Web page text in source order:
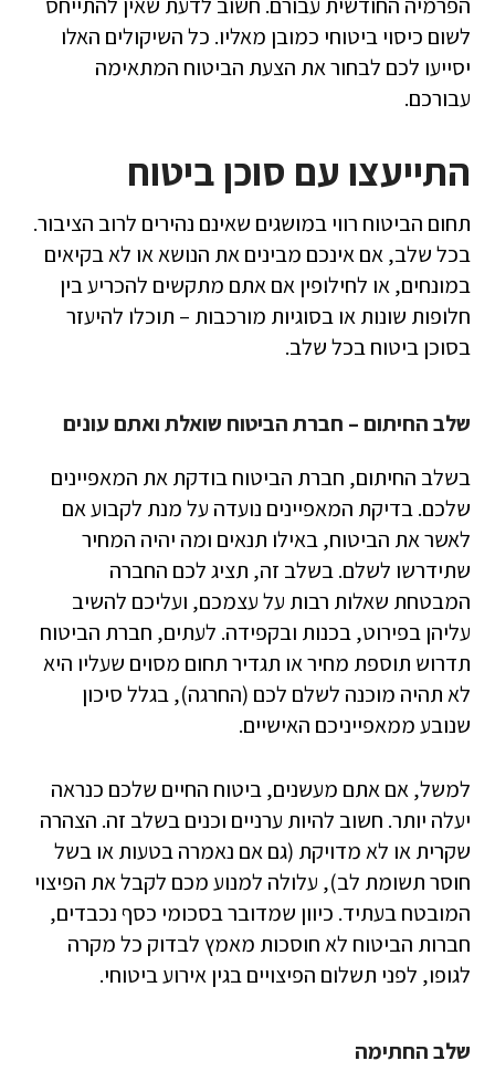
לשום כיסוי ביטוחי כמובן מאליו. כל השיקולים האלו
יסייעו לכם לבחור את הצעת הביטוח המתאימה
עבורכם.
התייעצו עם סוכן ביטוח
תחום הביטוח רווי במושגים שאינם נהירים לרוב הציבור.
בכל שלב, אם אינכם מבינים את הנושא או לא בקיאים
במונחים, או לחילופין אם אתם מתקשים להכריע בין
חלופות שונות או בסוגיות מורכבות – תוכלו להיעזר
בסוכן ביטוח בכל שלב.
שלב החיתום – חברת הביטוח שואלת ואתם עונים
בשלב החיתום, חברת הביטוח בודקת את המאפיינים
שלכם. בדיקת המאפיינים נועדה על מנת לקבוע אם
לאשר את הביטוח, באילו תנאים ומה יהיה המחיר
שתידרשו לשלם. בשלב זה, תציג לכם החברה
המבטחת שאלות רבות על עצמכם, ועליכם להשיב
עליהן בפירוט, בכנות ובקפידה. לעתים, חברת הביטוח
תדרוש תוספת מחיר או תגדיר תחום מסוים שעליו היא
לא תהיה מוכנה לשלם לכם (החרגה), בגלל סיכון
שנובע ממאפייניכם האישיים.
למשל, אם אתם מעשנים, ביטוח החיים שלכם כנראה
יעלה יותר. חשוב להיות ערניים וכנים בשלב זה. הצהרה
שקרית או לא מדויקת (גם אם נאמרה בטעות או בשל
חוסר תשומת לב), עלולה למנוע מכם לקבל את הפיצוי
המובטח בעתיד. כיוון שמדובר בסכומי כסף נכבדים,
חברות הביטוח לא חוסכות מאמץ לבדוק כל מקרה
לגופו, לפני תשלום הפיצויים בגין אירוע ביטוחי.
שלב החתימה